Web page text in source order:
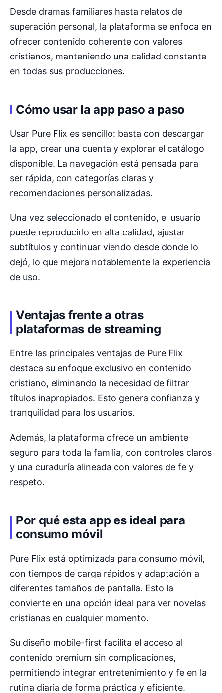
Desde dramas familiares hasta relatos de
superación personal, la plataforma se enfoca en
ofrecer contenido coherente con valores
cristianos, manteniendo una calidad constante
en todas sus producciones.
Cómo usar la app paso a paso
Usar Pure Flix es sencillo: basta con descargar
la app, crear una cuenta y explorar el catálogo
disponible. La navegación está pensada para
ser rápida, con categorías claras y
recomendaciones personalizadas.
Una vez seleccionado el contenido, el usuario
puede reproducirlo en alta calidad, ajustar
subtítulos y continuar viendo desde donde lo
dejó, lo que mejora notablemente la experiencia
de uso.
Ventajas frente a otras
plataformas de streaming
Entre las principales ventajas de Pure Flix
destaca su enfoque exclusivo en contenido
cristiano, eliminando la necesidad de filtrar
títulos inapropiados. Esto genera confianza y
tranquilidad para los usuarios.
Además, la plataforma ofrece un ambiente
seguro para toda la familia, con controles claros
y una curaduría alineada con valores de fe y
respeto.
Por qué esta app es ideal para
consumo móvil
Pure Flix está optimizada para consumo móvil,
con tiempos de carga rápidos y adaptación a
diferentes tamaños de pantalla. Esto la
convierte en una opción ideal para ver novelas
cristianas en cualquier momento.
Su diseño mobile-first facilita el acceso al
contenido premium sin complicaciones,
permitiendo integrar entretenimiento y fe en la
rutina diaria de forma práctica y eficiente.